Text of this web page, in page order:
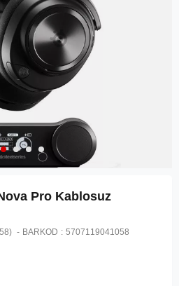
Pro Kablosuz
BARKOD : 5707119041058